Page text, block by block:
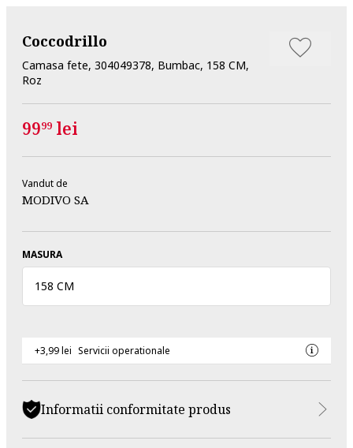
Coccodrillo
Camasa fete, 304049378, Bumbac, 158 CM,
Roz
9999 lei
Vandut de
MODIVO SA
MASURA
158 CM
+3,99 lei Servicii operationale
Informatii conformitate produs